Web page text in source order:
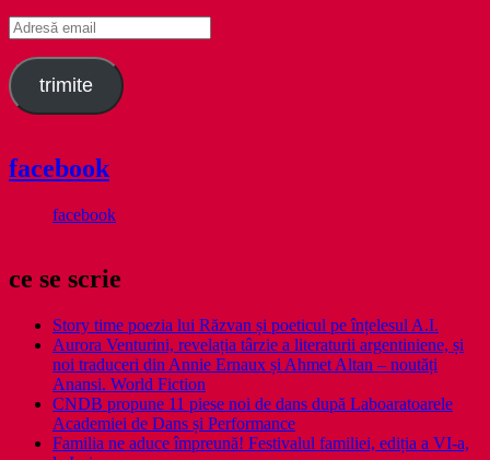
Adresă
email
trimite
facebook
facebook
ce se scrie
Story time poezia lui Răzvan și poeticul pe înțelesul A.I.
Aurora Venturini, revelația târzie a literaturii argentiniene, și
noi traduceri din Annie Ernaux și Ahmet Altan – noutăți
Anansi. World Fiction
CNDB propune 11 piese noi de dans după Laboaratoarele
Academiei de Dans și Performance
Familia ne aduce împreună! Festivalul familiei, ediția a VI-a,